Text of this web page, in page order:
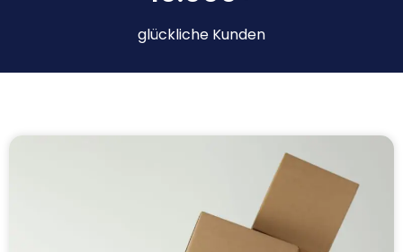
glückliche Kunden